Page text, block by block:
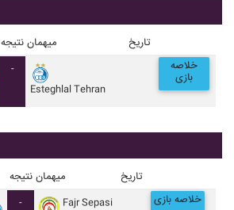
نتیجه میهمان تاریخ
-
Esteghlal Tehran
خلاصه
بازی
نتیجه میهمان تاریخ
- Fajr Sepasi خلاصه بازی